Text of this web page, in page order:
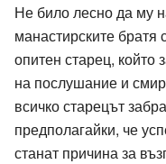
Не било лесно да му
манастирските
опитен старец, който
на послушание и
всичко старецът
предполагайки, че
станат причина за